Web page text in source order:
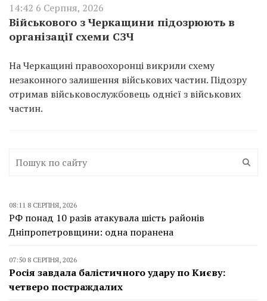
14:42 6 Серпня, 2026
Військового з Черкащини підозрюють в
організації схеми СЗЧ
На Черкащині правоохоронці викрили схему
незаконного залишення військових частин. Підозру
отримав військовослужбовець однієї з військових
частин.
08:11 8 СЕРПНЯ, 2026
РФ понад 10 разів атакувала шість районів
Дніпропетровщини: одна поранена
07:50 8 СЕРПНЯ, 2026
Росія завдала балістичного удару по Києву:
четверо постраждалих